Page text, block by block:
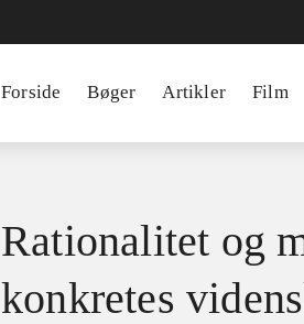
Forside Bøger Artikler Film
Rationalitet og
konkretes